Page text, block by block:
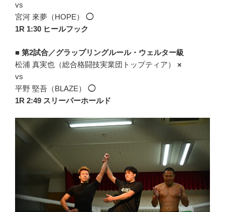
vs
宮河 來夢（HOPE） ◯
1R 1:30 ヒールフック
■ 第2試合／グラップリングルール・ウェルター級
松浦 真実也（総合格闘技実業団トップティア） ×
vs
平野 堅吾（BLAZE） ◯
1R 2:49 スリーパーホールド